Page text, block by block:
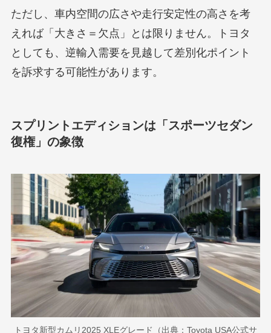
ただし、車内空間の広さや走行安定性の高さを考
えれば「大きさ＝欠点」とは限りません。トヨタ
としても、逆輸入需要を見越して差別化ポイント
を訴求する可能性があります。
スプリントエディションは「スポーツセダン
復権」の象徴
トヨタ新型カムリ2025 XLEグレード（出典：Toyota USA公式サ